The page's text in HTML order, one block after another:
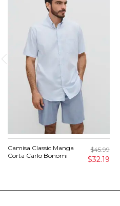
Camisa Classic Manga
Corta Carlo Bonomi
$45.99
$32.19